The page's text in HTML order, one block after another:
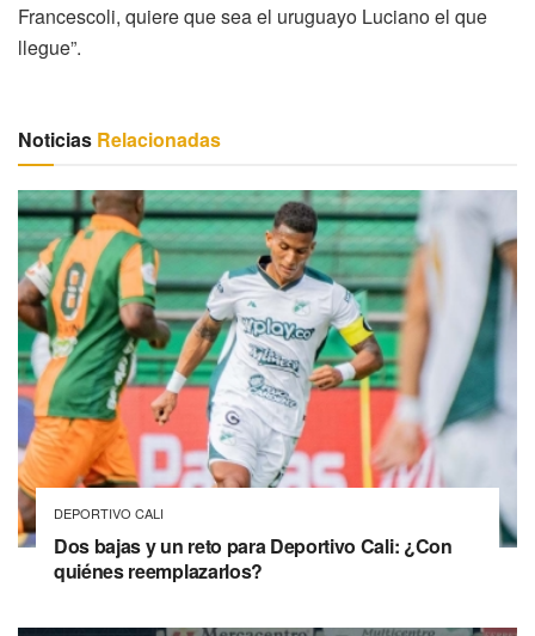
Francescoli, quiere que sea el uruguayo Luciano el que
llegue”.
Noticias Relacionadas
DEPORTIVO CALI
Dos bajas y un reto para Deportivo Cali: ¿Con
quiénes reemplazarlos?